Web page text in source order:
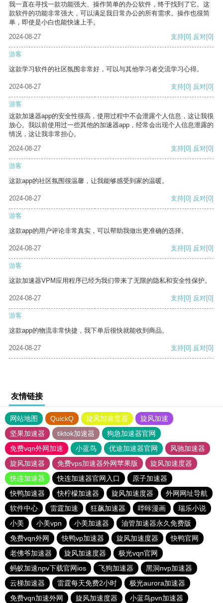
我一直在寻找一款功能强大、操作简单的办公软件，终于找到了它。这
款软件的功能非常强大，可以满足我日常办公的所有需求。操作也很简
单，即使是小白也能快速上手。
2024-08-27
支持[0] 反对[0]
游客
这款学习软件的社区氛围非常好，可以与其他学习者交流学习心得。
2024-08-27 支持[0] 反对[0]
游客
这款加速器app的安全性很高，使用过程中不会泄露个人信息，这让我很
放心。我以前使用过一些其他的加速器app，经常会出现个人信息泄露的
情况，这让我非常担心。
2024-08-27
支持[0] 反对[0]
游客
这款app的社区氛围很温馨，让我能够感受到家的温暖。
2024-08-27 支持[0] 反对[0]
游客
这款app的用户评论非常真实，可以帮助我做出更准确的选择。
2024-08-27 支持[0] 反对[0]
游客
这款加速器VPM应用程序已经为我们带来了无限的隐私和安全性保护。
2024-08-27 支持[0] 反对[0]
游客
这款app的物流非常快捷，我下单后很快就能收到商品。
2024-08-27 支持[0] 反对[0]
友情链接
网站地图 QuickQ 旋风加速度器
旋风加速
坚果加速器
tiktok加速器
狗急加速器官网
免费vqn外网加速
小蓝鸟 优途加速器官网
风驰加速器
旋风加速器
免费vps加速器外网苹果版
旋风加速度器
快连加速器
快连加速器官网入口
原子加速器
快鸭加速器
快柠檬加速器 旋风加速度器
外网网址导航
软件中心
雷霆加速 狂飙加速器 哔咔漫画
瑞乐小说
小美
小美vpn 小美加速器
油管加速器永久免费版
免费vqn外网
快鸭vp加速器 旋风加速度器
快鸭官网
老佛爷加速器
旋风加速度器
极光vqn官网
蚂蚁加速npv下载官网ios
飞狗加速器
黑洞nvp加速器
云梯加速器
雷霆每天免费2小时
极光aurora加速器
免费vqn加速外网
旋风加速度器 小蓝鸟pvn加速器